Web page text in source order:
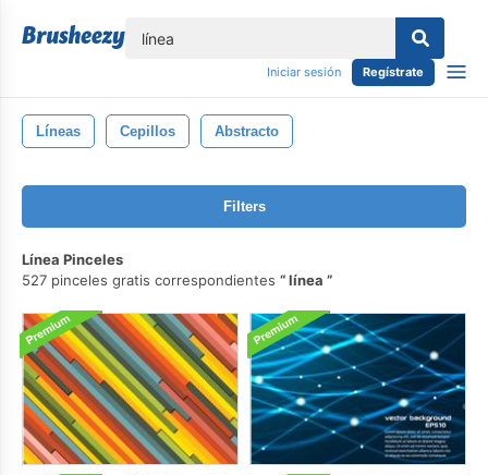
Iniciar sesión Regístrate
Líneas Cepillos Abstracto
Filters
Línea Pinceles
527 pinceles gratis correspondientes
línea